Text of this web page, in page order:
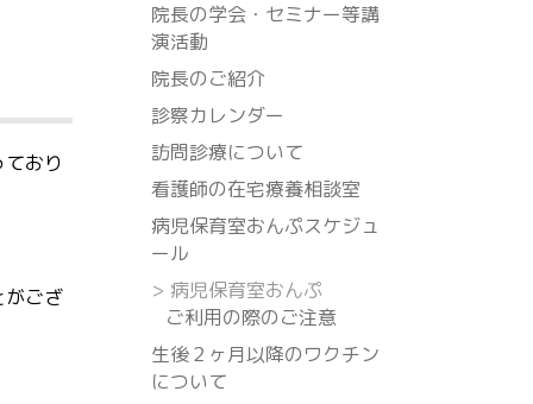
おり
がござ
院長の学会・セミナー等講
演活動
院長のご紹介
診察カレンダー
訪問診療について
看護師の在宅療養相談室
病児保育室おんぷスケジュ
ール
> 病児保育室おんぷ
ご利用の際のご注意
生後２ヶ月以降のワクチン
について